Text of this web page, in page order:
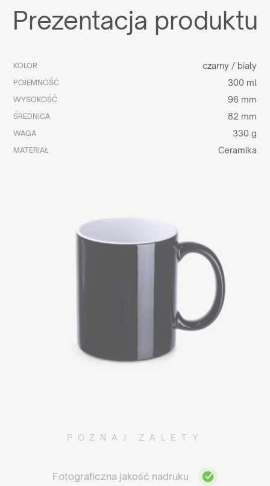
Prezentacja produktu
KOLOR czarny / biały
POJEMNOŚĆ 300 ml
WYSOKOŚĆ 96 mm
ŚREDNICA 82 mm
WAGA 330 g
MATERIAŁ Ceramika
POZNAJ ZALETY
Fotograficzna jakość nadruku